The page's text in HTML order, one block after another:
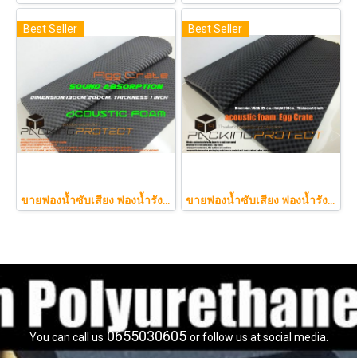
Best Seller
ขายฟองน้ำซับเสียง ฟองน้ำรังไข่ แผ่นซับเสียงห้อง ราคาถูกฟองน้ำรังไข่ แผ่นซับเสียงรังไข่ แผ่นซับเสียงรังไข่ Acoustic foam สีเ
Best Seller
ขายฟองน้ำซับเสียง ฟองน้ำรังไข่ แผ่นซับเสียงห้อง ราคาถูกฟองน้ำรังไข่ แผ่นซับเสียงรังไข่ แผ่นซับเสียงรังไข่ Acoustic foam สีเทาดำขนาดใหญ่ 130*200ซม.หนา1.5นิ้วราคา350บาท(copy)
You can call us 0655030605 or follow us at social media.